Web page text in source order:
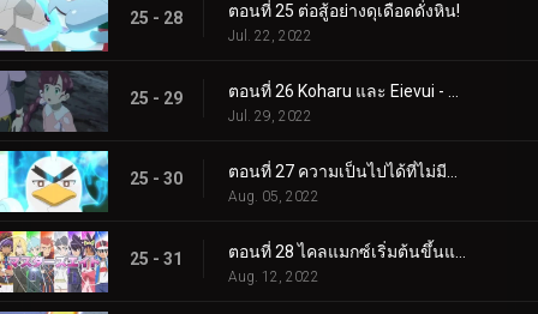
25 - 28 ตอนที่ 25 ต่อสู้อย่างดุเดือดดั่งหิน!
Jul. 22, 2022
25 - 29
Jul. 29, 2022
25 - 30
Aug. 05, 2022
25 - 31
Aug. 12, 2022